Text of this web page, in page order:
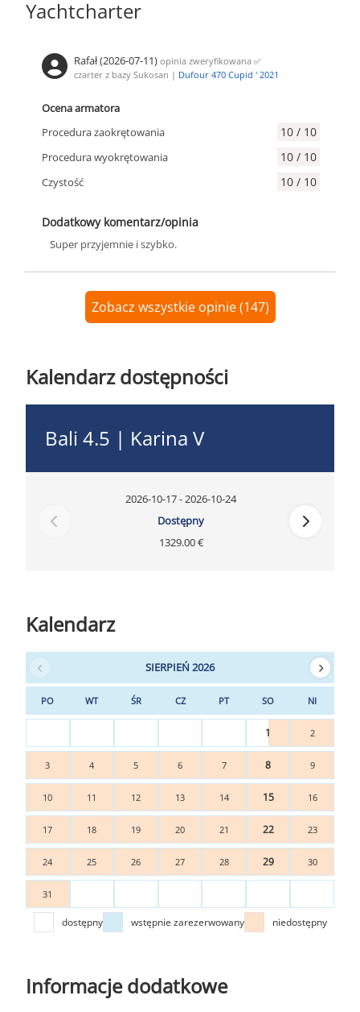
Yachtcharter
Rafał (2026-07-11) opinia zweryfikowana ✅
czarter z bazy Sukosan | Dufour 470 Cupid ' 2021
Ocena armatora
Procedura zaokrętowania
10 / 10
Procedura wyokrętowania 10 / 10
Czystość 10 / 10
Dodatkowy komentarz/opinia
Super przyjemnie i szybko.
Zobacz wszystkie opinie (147)
Kalendarz dostępności
Bali 4.5 | Karina V
2026-10-17 - 2026-10-24
Dostępny
1329.00 €
Kalendarz
SIERPIEŃ 2026
PO WT ŚR CZ PT SO NI
1 2
3 4 5 6 7 8 9
10 11 12 13 14 15 16
17 18 19 20 21 22 23
24 25 26 27 28 29 30
31
dostępny wstępnie zarezerwowany niedostępny
Informacje dodatkowe